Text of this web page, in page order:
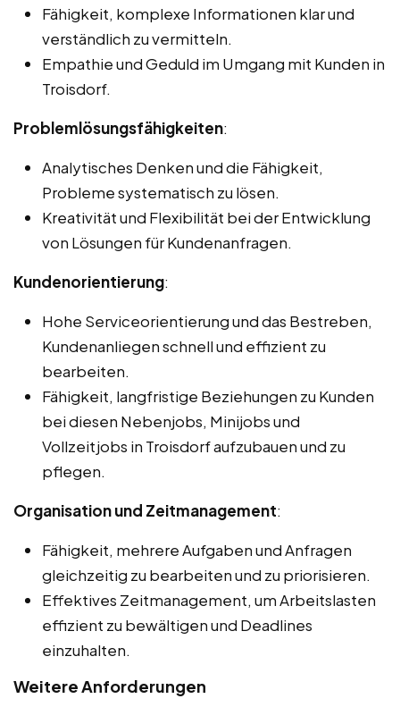
Fähigkeit, komplexe Informationen klar und
verständlich zu vermitteln.
Empathie und Geduld im Umgang mit Kunden in
Troisdorf.
Problemlösungsfähigkeiten:
Analytisches Denken und die Fähigkeit,
Probleme systematisch zu lösen.
Kreativität und Flexibilität bei der Entwicklung
von Lösungen für Kundenanfragen.
Kundenorientierung:
Hohe Serviceorientierung und das Bestreben,
Kundenanliegen schnell und effizient zu
bearbeiten.
Fähigkeit, langfristige Beziehungen zu Kunden
bei diesen Nebenjobs, Minijobs und
Vollzeitjobs in Troisdorf aufzubauen und zu
pflegen.
Organisation und Zeitmanagement:
Fähigkeit, mehrere Aufgaben und Anfragen
gleichzeitig zu bearbeiten und zu priorisieren.
Effektives Zeitmanagement, um Arbeitslasten
effizient zu bewältigen und Deadlines
einzuhalten.
Weitere Anforderungen